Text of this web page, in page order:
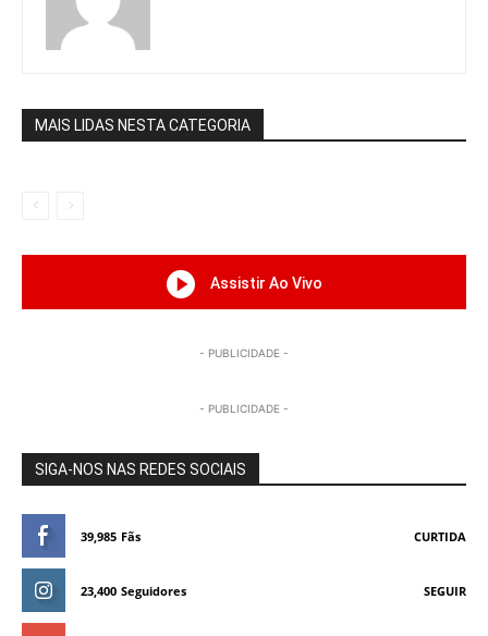
MAIS LIDAS NESTA CATEGORIA
Assistir Ao Vivo
- PUBLICIDADE -
- PUBLICIDADE -
SIGA-NOS NAS REDES SOCIAIS
39,985 Fãs CURTIDA
23,400 Seguidores SEGUIR